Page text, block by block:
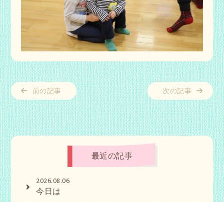
前の記事 次の記事
最近の記事
2026.08.06
今日は